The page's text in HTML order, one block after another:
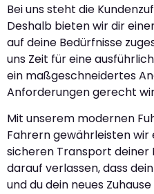
Bei uns steht die
Deshalb bieten wir dir
auf deine Bedürfnisse
uns Zeit für eine
ein maßgeschneidertes
Anforderungen gerecht
Mit unserem modernen
Fahrern gewährleisten wir
sicheren Transport deiner
darauf verlassen, dass
und du dein neues